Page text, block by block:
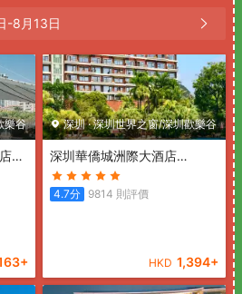
-8月13日
樂谷
+
深圳·深圳世界之窗/深圳歡樂谷
深圳華僑城洲際大酒店
(InterContinental Shenzhen)
4.7分 9814 則評價
HKD 1,394+